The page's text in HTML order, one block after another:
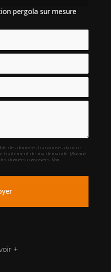
pergola sur mesure
des données transmises dans ce
traitement de ma demande.(Aucune
données conservées. Voir
+